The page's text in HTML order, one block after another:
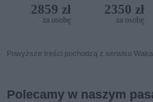
2859 zł
za osobę
2350 zł
za osobę
Powyższe treści pochodzą z serwisu
Polecamy w naszym